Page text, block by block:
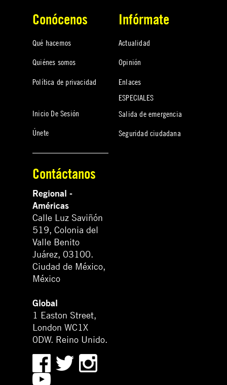
Conócenos
Qué hacemos
Quiénes somos
Política de privacidad
Inicio De Sesión
Únete
Infórmate
Actualidad
Opinión
Enlaces
ESPECIALES
Salida de emergencia
Seguridad ciudadana
Contáctanos
Regional -
Américas
Calle Luz Saviñón
519, Colonia del
Valle Benito
Juárez, 03100.
Ciudad de México,
México
Global
1 Easton Street,
London WC1X
0DW. Reino Unido.